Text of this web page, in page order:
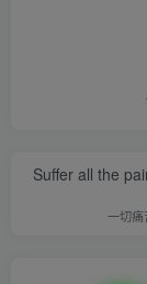
Suffer all the
一切痛